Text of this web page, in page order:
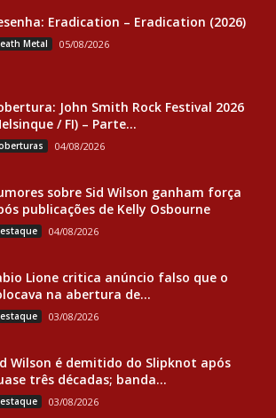
Eradication – Eradication (2026)
Metal 05/08/2026
John Smith Rock Festival 2026
/ FI) – Parte...
04/08/2026
sobre Sid Wilson ganham força
publicações de Kelly Osbourne
04/08/2026
Lione critica anúncio falso que o
na abertura de...
03/08/2026
Wilson é demitido do Slipknot após
três décadas; banda...
03/08/2026